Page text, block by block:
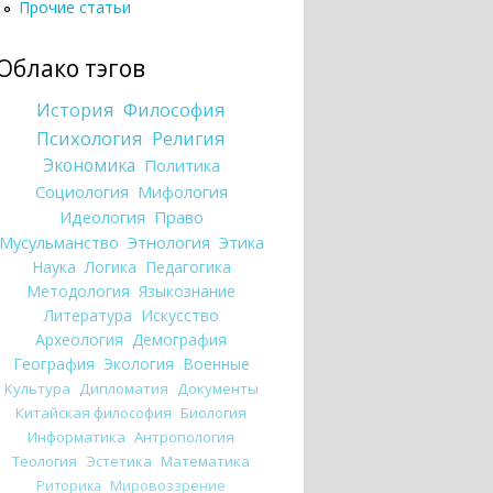
Прочие статьи
тэгов
История Философия
Психология Религия
Экономика Политика
Социология Мифология
Идеология Право
Этнология Этика
Наука Логика Педагогика
Методология Языкознание
Литература Искусство
Археология Демография
География Экология Военные
Культура Дипломатия Документы
Китайская философия Биология
Информатика Антропология
Теология Эстетика Математика
Риторика Мировоззрение